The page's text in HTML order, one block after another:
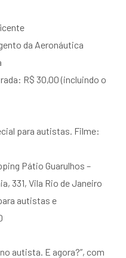
da Aeronáutica
R$ 30,00 (incluindo o
para autistas. Filme:
Pátio Guarulhos –
331, Vila Rio de Janeiro
autistas e
autista. E agora?”, com